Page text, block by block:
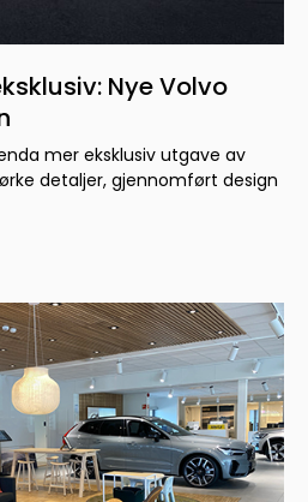
Nye Volvo
mer eksklusiv utgave av
detaljer, gjennomført design